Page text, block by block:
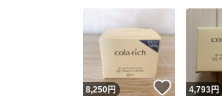
8,250円 いいね！
4,793円